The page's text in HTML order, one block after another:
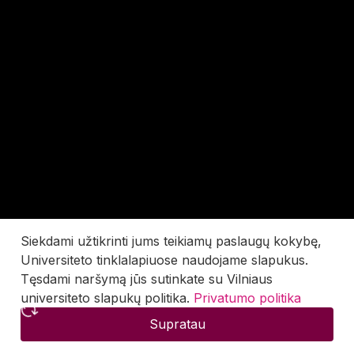
Siekdami užtikrinti jums teikiamų paslaugų kokybę,
Universiteto tinklalapiuose naudojame slapukus.
Tęsdami naršymą jūs sutinkate su Vilniaus
universiteto slapukų politika. Privatumo politika
Supratau